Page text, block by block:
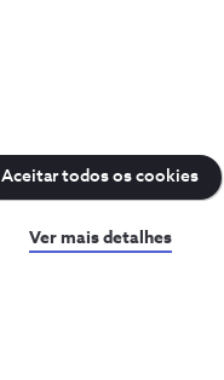
Aceitar todos os cookies
Ver mais detalhes